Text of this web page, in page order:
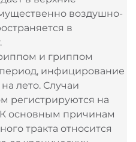
в верхние
воздушно-
в
и гриппом
инфицирование
лето. Случаи
регистрируются на
К основным причинам
тракта относится